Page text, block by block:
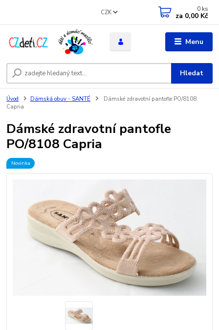
Menu
CZK
Hledat
0 ks
za 0,00 Kč
Úvod Dámská obuv - SANTÉ
Dámské zdravotní pantofle PO/8108
Capria
Dámské zdravotní pantofle
PO/8108 Capria
Novinka